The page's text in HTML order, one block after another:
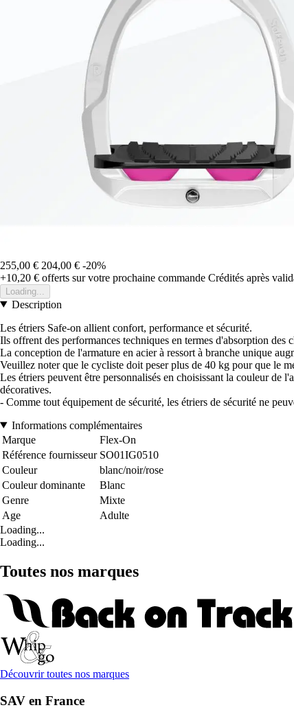
255,00 € 204,00 € -20%
+10,20 € offerts sur votre prochaine commande Crédités après
Loading...
Description
Les étriers Safe-on allient confort, performance et sécurité.
Ils offrent des performances techniques en termes d'absorption des
La conception de l'armature en acier à ressort à branche unique
Veuillez noter que le cycliste doit peser plus de 40 kg pour que le
Les étriers peuvent être personnalisés en choisissant la couleur de
décoratives.
- Comme tout équipement de sécurité, les étriers de sécurité ne
Informations complémentaires
Marque
Flex-On
Référence fournisseur SO01IG0510
Couleur
blanc/noir/rose
Couleur dominante
Blanc
Genre
Mixte
Age
Adulte
Loading...
Loading...
Toutes nos marques
Découvrir toutes nos marques
SAV en France